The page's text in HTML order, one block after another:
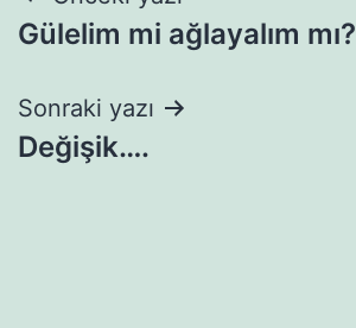
gezinmesi
Gülelim mi ağlayalım mı?
Sonraki yazı
Değişik….